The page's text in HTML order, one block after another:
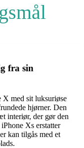
fra sin
X med sit luksuriøse
hjørner. Den
interiør, der gør den
Xs erstatter
kan tilgås med et